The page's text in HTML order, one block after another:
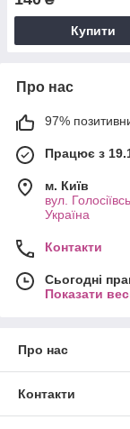
Купити
Про нас
97%
Працює з
м. Київ
вул.
Україна
Контакти
Сьогодні
Показати
Про нас
Контакти